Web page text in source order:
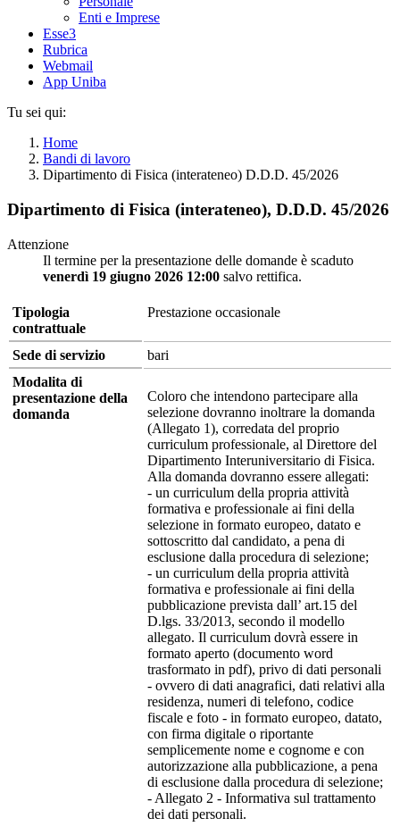
Enti e Imprese
Esse3
Rubrica
Webmail
App Uniba
Tu sei qui:
Home
Bandi di lavoro
Dipartimento di Fisica (interateneo) D.D.D. 45/2026
Dipartimento di Fisica (interateneo), D.D.D. 45/2026
Attenzione
Il termine per la presentazione delle domande è scaduto
venerdì 19 giugno 2026 12:00 salvo rettifica.
Tipologia
contrattuale
Prestazione occasionale
Sede di servizio
bari
Modalita di
presentazione della
domanda
Coloro che intendono partecipare alla
selezione dovranno inoltrare la domanda
(Allegato 1), corredata del proprio
curriculum professionale, al Direttore del
Dipartimento Interuniversitario di Fisica.
Alla domanda dovranno essere allegati:
- un curriculum della propria attività
formativa e professionale ai fini della
selezione in formato europeo, datato e
sottoscritto dal candidato, a pena di
esclusione dalla procedura di selezione;
- un curriculum della propria attività
formativa e professionale ai fini della
pubblicazione prevista dall’ art.15 del
D.lgs. 33/2013, secondo il modello
allegato. Il curriculum dovrà essere in
formato aperto (documento word
trasformato in pdf), privo di dati personali
- ovvero di dati anagrafici, dati relativi alla
residenza, numeri di telefono, codice
fiscale e foto - in formato europeo, datato,
con firma digitale o riportante
semplicemente nome e cognome e con
autorizzazione alla pubblicazione, a pena
di esclusione dalla procedura di selezione;
- Allegato 2 - Informativa sul trattamento
dei dati personali.